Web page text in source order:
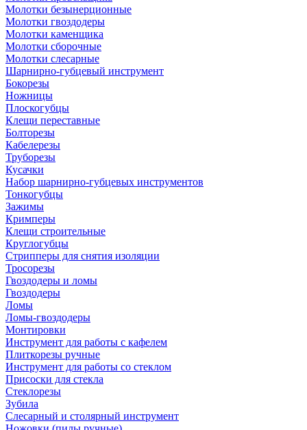
Молотки безынерционные
Молотки гвоздодеры
Молотки каменщика
Молотки сборочные
Молотки слесарные
Шарнирно-губцевый инструмент
Бокорезы
Ножницы
Плоскогубцы
Клещи переставные
Болторезы
Кабелерезы
Труборезы
Кусачки
Набор шарнирно-губцевых инструментов
Тонкогубцы
Зажимы
Кримперы
Клещи строительные
Круглогубцы
Стрипперы для снятия изоляции
Тросорезы
Гвоздодеры и ломы
Гвоздодеры
Ломы
Ломы-гвоздодеры
Монтировки
Инструмент для работы с кафелем
Плиткорезы ручные
Инструмент для работы со стеклом
Присоски для стекла
Стеклорезы
Зубила
Слесарный и столярный инструмент